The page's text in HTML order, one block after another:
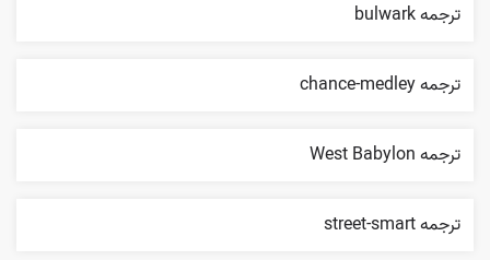
ترجمه bulwark
ترجمه chance-medley
ترجمه West Babylon
ترجمه street-smart